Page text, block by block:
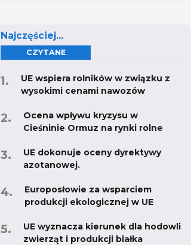
Najczęściej...
CZYTANE
UE wspiera rolników w związku z
wysokimi cenami nawozów
Ocena wpływu kryzysu w
Cieśninie Ormuz na rynki rolne
UE dokonuje oceny dyrektywy
azotanowej.
Europosłowie za wsparciem
produkcji ekologicznej w UE
UE wyznacza kierunek dla hodowli
zwierząt i produkcji białka